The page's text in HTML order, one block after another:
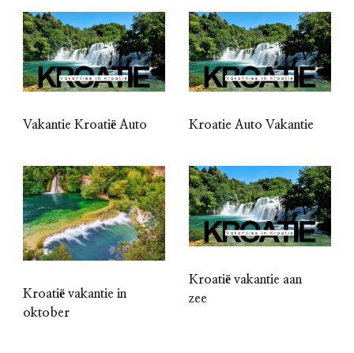
Vakantie Kroatië Auto Kroatie Auto Vakantie
Kroatië vakantie in
oktober
Kroatië vakantie aan
zee